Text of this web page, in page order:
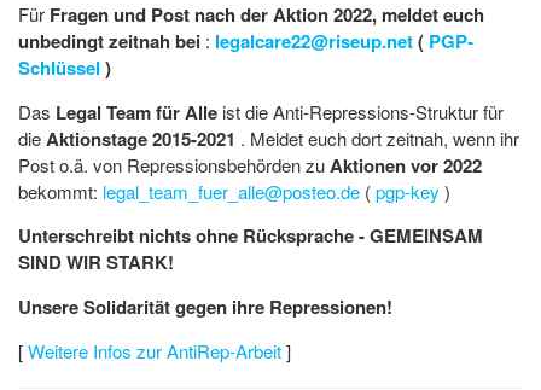
Für Fragen und Post nach der Aktion 2022, meldet euch
unbedingt zeitnah bei : legalcare22@riseup.net( PGP-
Schlüssel )
Das Legal Team für Alle ist die Anti-Repressions-Struktur für
dieAktionstage 2015-2021 . Meldet euch dort zeitnah, wenn ihr
Post o.ä. von Repressionsbehörden zuAktionen vor 2022
bekommt: legal_team_fuer_alle@posteo.de (pgp-key )
Unterschreibt nichts ohne Rücksprache - GEMEINSAM
SIND WIR STARK!
Unsere Solidarität gegen ihre Repressionen!
[Weitere Infos zur AntiRep-Arbeit]